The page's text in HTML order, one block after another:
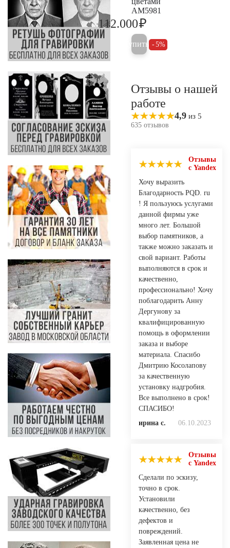
AM5981
112.000₽
Купить 5%
Отзывы о нашей
работе
4,9 из 5
635 отзывов
Отзывы
с Yandex
Хочу выразить
Благодарность PQD. ru
! Я пользуюсь услугами
данной фирмы уже
много лет. Большой
выбор памятников, а
также можно заказать и
свой вариант. Работы
выполняются в срок и
качественно,
профессионально! Хочу
поблагодарить Анну
Дергунову за
квалифицированную
помощь в оформлении
заказа и выборе
материала. Спасибо
Дмитрию Косолапову
за качественную
установку надгробия.
Все выполнено в срок!
СПАСИБО!
ирина с.
06.10.2023
Отзывы
с Yandex
Сделали по эскизу,
точно в срок.
Установили
качественно, без
дефектов и
повреждений.
Заявленная цена не